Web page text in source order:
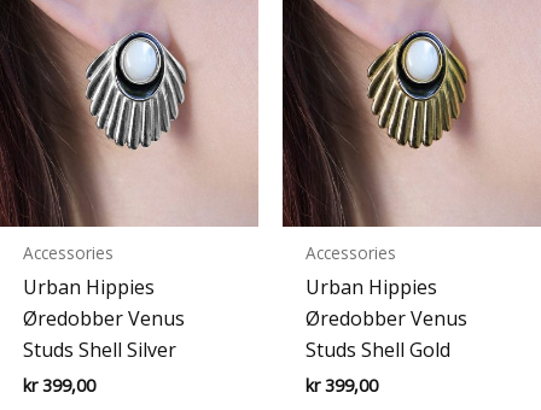
Accessories
Urban Hippies
Øredobber Venus
Studs Shell Silver
kr399,00
Accessories
Urban Hippies
Øredobber Venus
Studs Shell Gold
kr399,00